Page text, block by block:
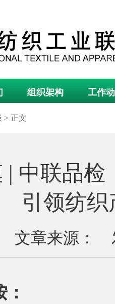
组织架构 工作
> 正文
| 中联品
引领纺
文章来源：